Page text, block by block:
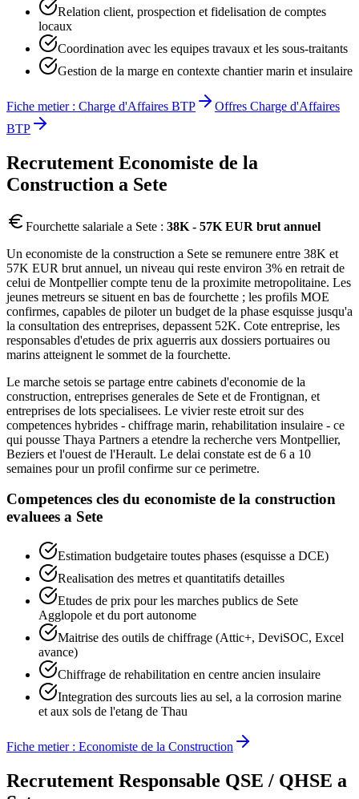
Relation client, prospection et fidelisation de comptes
locaux
Coordination avec les equipes travaux et les sous-traitants
Gestion de la marge en contexte chantier marin et insulaire
Fiche metier : Charge d'Affaires BTP Offres Charge d'Affaires
BTP
Recrutement Economiste de la
Construction a Sete
Fourchette salariale a Sete : 38K - 57K EUR brut annuel
Un economiste de la construction a Sete se remunere entre 38K et
57K EUR brut annuel, un niveau qui reste environ 3% en retrait de
celui de Montpellier compte tenu de la proximite metropolitaine. Les
jeunes metreurs se situent en bas de fourchette ; les profils MOE
confirmes, capables de piloter un budget de la phase esquisse jusqu'a
la consultation des entreprises, depassent 52K. Cote entreprise, les
responsables d'etudes de prix aguerris aux dossiers portuaires ou
marins atteignent le sommet de la fourchette.
Le marche setois se partage entre cabinets d'economie de la
construction, entreprises generales de Sete et de Frontignan, et
entreprises de lots specialisees. Le vivier reste etroit sur des
competences hybrides - chiffrage marin, rehabilitation insulaire - ce
qui pousse Thaya Partners a etendre la recherche vers Montpellier,
Beziers et l'ouest de l'Herault. Le delai constate est de 6 a 10
semaines pour un profil confirme sur ce perimetre.
Competences cles du economiste de la construction
evaluees a Sete
Estimation budgetaire toutes phases (esquisse a DCE)
Realisation des metres et quantitatifs detailles
Etudes de prix pour les marches publics de Sete
Agglopole et du port autonome
Maitrise des outils de chiffrage (Attic+, DeviSOC, Excel
avance)
Chiffrage de rehabilitation en centre ancien insulaire
Integration des surcouts lies au sel, a la corrosion marine
et aux sols de l'etang de Thau
Fiche metier : Economiste de la Construction
Recrutement Responsable QSE / QHSE a